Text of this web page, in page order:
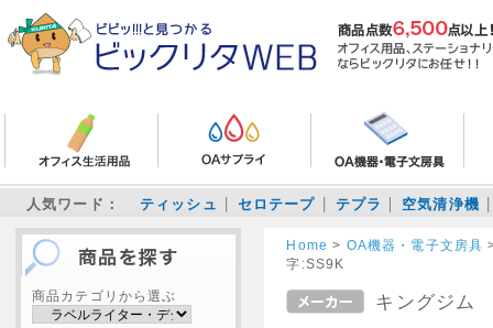
人気ワード： ティッシュ セロテープ テプラ 空気清浄機
商品カテゴリから選ぶ
Home > OA機器・電子文房具
字:SS9K
キングジム